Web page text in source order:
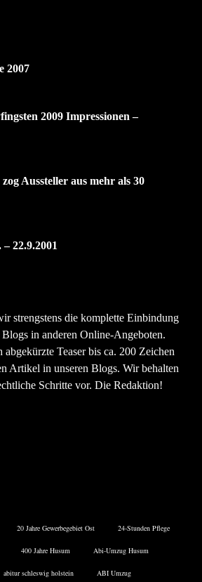
2007
2009 Impressionen –
Aussteller aus mehr als 30
22.9.2001
strengstens die komplette Einbindung
in anderen Online-Angeboten.
Teaser bis ca. 200 Zeichen
Artikel in unseren Blogs. Wir behalten
Schritte vor. Die Redaktion!
20 Jahre Gewerbegebiet Ost 24-Stunden Pflege
400 Jahre Husum Abi-Umzug Husum
abitur schleswig holstein ABI Umzug